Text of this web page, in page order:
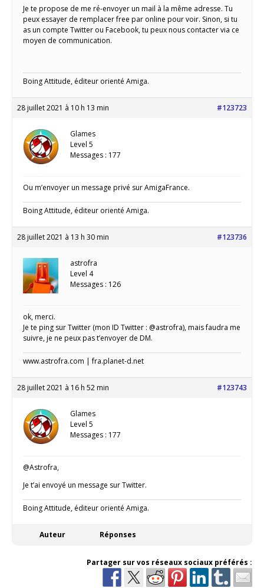
Je te propose de me ré-envoyer un mail à la même adresse. Tu
peux essayer de remplacer free par online pour voir. Sinon, si tu
as un compte Twitter ou Facebook, tu peux nous contacter via ce
moyen de communication.
Boing Attitude, éditeur orienté Amiga.
28 juillet 2021 à 10 h 13 min #123723
Glames
Level 5
Messages : 177
Ou m’envoyer un message privé sur AmigaFrance.
Boing Attitude, éditeur orienté Amiga.
28 juillet 2021 à 13 h 30 min #123736
astrofra
Level 4
Messages : 126
ok, merci.
Je te ping sur Twitter (mon ID Twitter : @astrofra), mais faudra me
suivre, je ne peux pas t’envoyer de DM.
www.astrofra.com | fra.planet-d.net
28 juillet 2021 à 16 h 52 min #123743
Glames
Level 5
Messages : 177
@Astrofra,
Je t’ai envoyé un message sur Twitter.
Boing Attitude, éditeur orienté Amiga.
Auteur Réponses
Partager sur vos réseaux sociaux préférés :